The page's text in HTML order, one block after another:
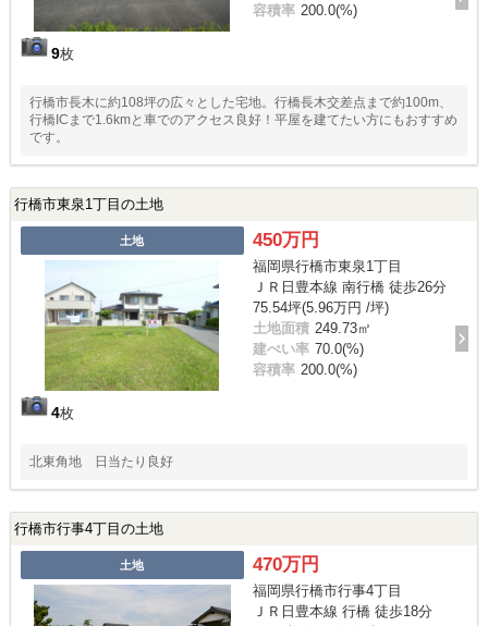
9枚
容積率 200.0(%)
行橋市長木に約108坪の広々とした宅地。行橋長木交差点まで約100m、
行橋ICまで1.6kmと車でのアクセス良好！平屋を建てたい方にもおすすめ
です。
行橋市東泉1丁目の土地
土地
4枚
450万円
福岡県行橋市東泉1丁目
ＪＲ日豊本線 南行橋 徒歩26分
75.54坪(5.96万円 /坪)
土地面積 249.73㎡
建ぺい率 70.0(%)
容積率 200.0(%)
北東角地 日当たり良好
行橋市行事4丁目の土地
土地 470万円
福岡県行橋市行事4丁目
ＪＲ日豊本線 行橋 徒歩18分